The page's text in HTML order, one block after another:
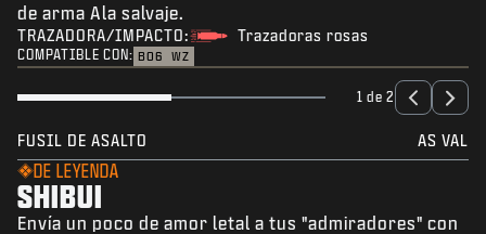
de arma Ala salvaje.
TRAZADORA/IMPACTO: Trazadoras rosas
COMPATIBLE CON: BO6 WZ
1 de 2
FUSIL DE ASALTO AS VAL
DE LEYENDA
SHIBUI
Envía un poco de amor letal a tus "admiradores" con